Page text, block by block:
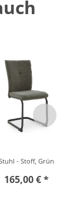
- Stoff, Grün
165,00 € *